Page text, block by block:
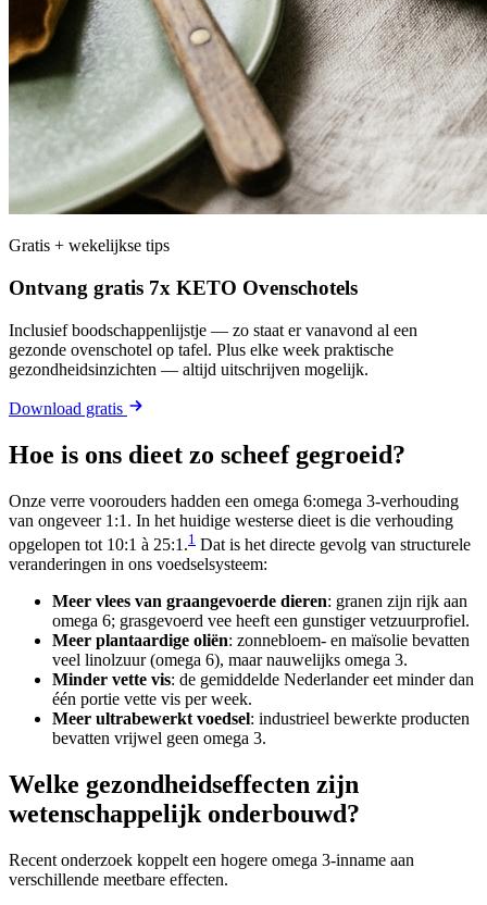
Gratis + wekelijkse tips
Ontvang gratis 7x KETO Ovenschotels
Inclusief boodschappenlijstje — zo staat er vanavond al een
gezonde ovenschotel op tafel. Plus elke week praktische
gezondheidsinzichten — altijd uitschrijven mogelijk.
Download gratis
Hoe is ons dieet zo scheef gegroeid?
Onze verre voorouders hadden een omega 6:omega 3-verhouding
van ongeveer 1:1. In het huidige westerse dieet is die verhouding
opgelopen tot 10:1 à 25:1.1 Dat is het directe gevolg van structurele
veranderingen in ons voedselsysteem:
Meer vlees van graangevoerde dieren: granen zijn rijk aan
omega 6; grasgevoerd vee heeft een gunstiger vetzuurprofiel.
Meer plantaardige oliën: zonnebloem- en maïsolie bevatten
veel linolzuur (omega 6), maar nauwelijks omega 3.
Minder vette vis: de gemiddelde Nederlander eet minder dan
één portie vette vis per week.
Meer ultrabewerkt voedsel: industrieel bewerkte producten
bevatten vrijwel geen omega 3.
Welke gezondheidseffecten zijn
wetenschappelijk onderbouwd?
Recent onderzoek koppelt een hogere omega 3-inname aan
verschillende meetbare effecten.